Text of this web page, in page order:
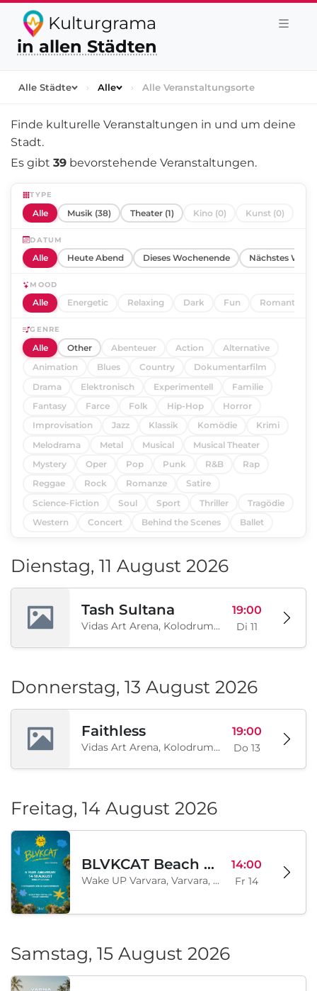
Kulturgrama
in allen Städten
Alle Städte › Alle › Alle Veranstaltungsorte
Finde kulturelle Veranstaltungen in und um deine
Stadt.
Es gibt 39 bevorstehende Veranstaltungen.
TYPE
Alle Musik (38) Theater (1) Kino (0) Kunst (0)
DATUM
Alle Heute Abend Dieses Wochenende Nächstes
MOOD
Alle Energetic Relaxing Dark Fun Romantic
GENRE
Alle Other Abenteuer Action
Alternative
Animation
Blues Country
Dokumentarfilm
Drama
Elektronisch Experimentell
Familie
Fantasy
Farce Folk Hip-Hop
Horror
Improvisation
Jazz Klassik Komödie
Krimi
Melodrama
Metal Musical
Musical Theater
Mystery
Oper Pop Punk R&B
Rap
Reggae
Rock Romanze
Satire
Science-Fiction
Soul Sport Thriller
Tragödie
Western
Concert Behind the Scenes Ballet
Dienstag, 11 August 2026
Tash Sultana
Vidas Art Arena, Kolodrum, Borisova gradina, Sofia, BG
19:00
Di 11
Donnerstag, 13 August 2026
Faithless
Vidas Art Arena, Kolodrum, Borisova gradina, Sofia, BG
19:00
Do 13
Freitag, 14 August 2026
BLVKCAT Beach Festival 2026, Wake up Varvara
Wake UP Varvara, Varvara, BG
14:00
Fr 14
Samstag, 15 August 2026